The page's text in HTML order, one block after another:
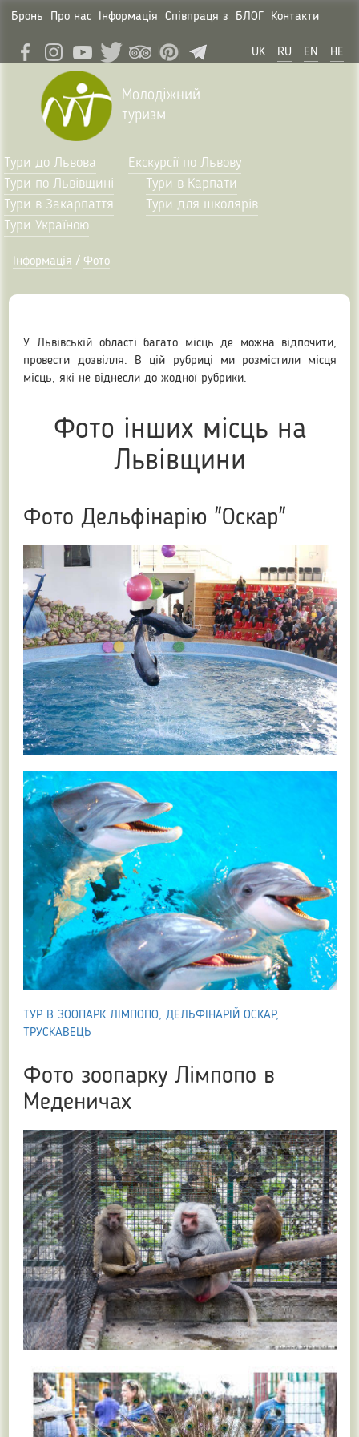
Бронь Про нас Інформація Співпраця з БЛОГ Контакти
UK RU EN HE
Молодіжний
туризм
Тури до Львова
Екскурсії по Львову
Тури по Львівщині
Тури в Карпати
Тури в Закарпаття
Тури для школярів
Тури Україною
Інформація / Фото
У Львівській області багато місць де можна відпочити,
провести дозвілля. В цій рубриці ми розмістили місця
місць, які не віднесли до жодної рубрики.
Фото інших місць на
Львівщини
Фото Дельфінарію "Оскар"
ТУР В ЗООПАРК ЛІМПОПО, ДЕЛЬФІНАРІЙ ОСКАР,
ТРУСКАВЕЦЬ
Фото зоопарку Лімпопо в
Меденичах